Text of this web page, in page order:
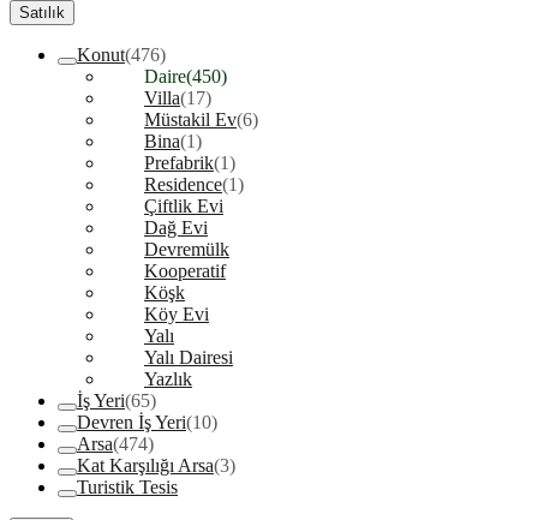
Satılık
Konut(476)
Daire(450)
Villa(17)
Müstakil Ev(6)
Bina(1)
Prefabrik(1)
Residence(1)
Çiftlik Evi
Dağ Evi
Devremülk
Kooperatif
Köşk
Köy Evi
Yalı
Yalı Dairesi
Yazlık
İş Yeri(65)
Devren İş Yeri(10)
Arsa(474)
Kat Karşılığı Arsa(3)
Turistik Tesis